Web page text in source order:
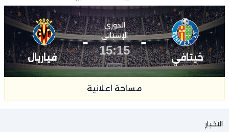
خيتافي
-
الدوري
الإسباني
15:15
-
فياريال
مساحة اعلانية
الاخبار